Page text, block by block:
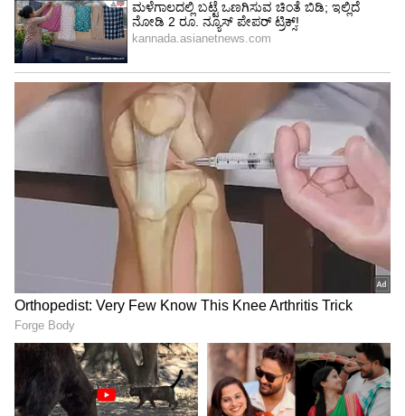
4
5
SOCIAL MEDIA
ಶನಿಯ ಸ್ವಂತ ರಾಶಿಯಾದ ಮಕರ ರಾಶಿಗೆ ಈ ವಕ್ರ ಸಂಚಾರದ
ಅವಧಿ ಬಹಳ ಮುಖ್ಯವಾಗಿದೆ. ಹಿಂದೆ ಮಾಡಿದ ಕಠಿಣ
ಪರಿಶ್ರಮಕ್ಕೆ ಈಗ ಫಲ ಸಿಗುವ ಸಮಯವಿದು. ಕೆಲಸದ
ಸ್ಥಳದಲ್ಲಿ ಗೌರವ ಮತ್ತು ಮೇಲಧಿಕಾರಿಗಳಿಂದ ಮೆಚ್ಚುಗೆ ಸಿಗುವ
ಸಾಧ್ಯತೆ ಇದೆ. ಆರ್ಥಿಕ ಸ್ಥಿತಿ ಸುಧಾರಿಸಿ, ಹೊಸ ಆದಾಯದ
ಮೂಲಗಳು ಸೃಷ್ಟಿಯಾಗಬಹುದು. ಕುಟುಂಬದಲ್ಲಿ ಶಾಂತಿ